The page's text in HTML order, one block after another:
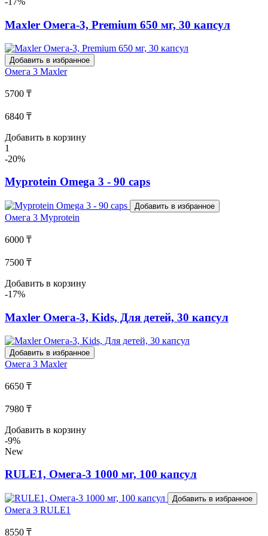
Maxler Омега-3, Premium 650 мг, 30 капсул
Добавить в избранное
Омега 3 Maxler
5700 ₸
6840 ₸
Добавить в корзину
1
-20%
Myprotein Omega 3 - 90 caps
Добавить в избранное
Омега 3 Myprotein
6000 ₸
7500 ₸
Добавить в корзину
-17%
Maxler Омега-3, Kids, Для детей, 30 капсул
Добавить в избранное
Омега 3 Maxler
6650 ₸
7980 ₸
Добавить в корзину
-9%
New
RULE1, Омега-3 1000 мг, 100 капсул
Добавить в избранное
Омега 3 RULE1
8550 ₸